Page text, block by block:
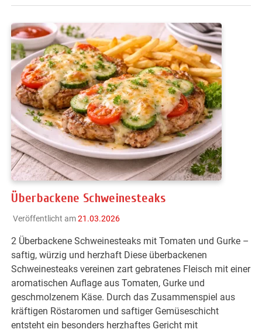
Überbackene Schweinesteaks
Veröffentlicht am21.03.2026
2 Überbackene Schweinesteaks mit Tomaten und Gurke –
saftig, würzig und herzhaft Diese überbackenen
Schweinesteaks vereinen zart gebratenes Fleisch mit einer
aromatischen Auflage aus Tomaten, Gurke und
geschmolzenem Käse. Durch das Zusammenspiel aus
kräftigen Röstaromen und saftiger Gemüseschicht
entsteht ein besonders herzhaftes Gericht mit